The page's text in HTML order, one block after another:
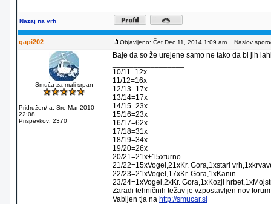
Nazaj na vrh
gapi202 Objavljeno: Čet Dec 11, 2014 1:09 am Naslov
Smuča za mali srpan
Pridružen/-a: Sre Mar 2010
22:08
Prispevkov: 2370
Baje da so že urejene samo ne tako da bi jih
10/11=12x
11/12=16x
12/13=17x
13/14=17x
14/15=23x
15/16=23x
16/17=62x
17/18=31x
18/19=34x
19/20=26x
20/21=21x+15xturno
21/22=15xVogel,21xKr. Gora,1xstari
22/23=21xVogel,17xKr. Gora,1xKanin
23/24=1xVogel,2xKr. Gora,1xKozji
Zaradi tehničnih težav je vzpostavljen nov
Vabljen tja na http://smucar.si